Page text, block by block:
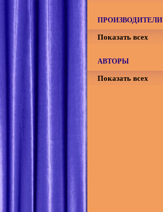
ПРОИЗВОДИТЕЛИ
Показать всех
АВТОРЫ
Показать всех